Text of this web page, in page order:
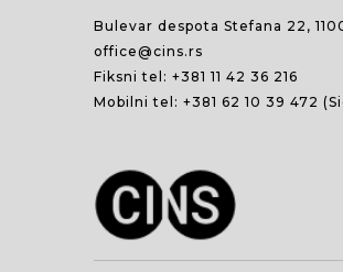
Bulevar despota Stefana 22,
office@cins.rs
Fiksni tel: +381 11 42 36 216
Mobilni tel: +381 62 10 39 472